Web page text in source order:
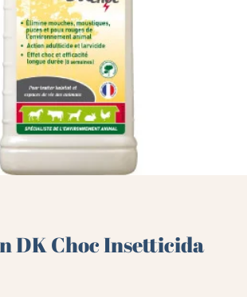
DK Choc Insetticida